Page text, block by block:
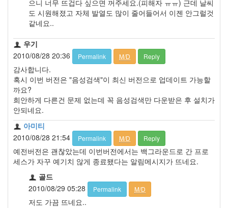
으니 너무 뜨겁다 싶으면 꺼주세요.(피해자 ㅠㅠ) 근데 날씨
도 시원해졌고 자체 발열도 많이 줄어들어서 이젠 안그럴것
같네요..
우기
2010/08/28 20:36
Permalink M/D Reply
감사합니다.
혹시 이번 버전은 "음성검색"이 최신 버전으로 업데이트 가능할
까요?
희안하게 다른건 문제 없는데 꼭 음성검색만 다운받은 후 설치가
안되네요.
아미티
2010/08/28 21:54
Permalink M/D Reply
예전버전은 괜찮았는데 이번버전에서는 백그라운드로 간 프로
세스가 자꾸 예기치 않게 종료됐다는 알림메시지가 뜨네요.
골드
2010/08/29 05:28
Permalink M/D
저도 가끔 뜨네요..
CPU